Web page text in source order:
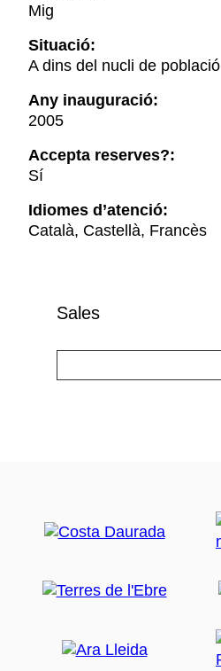
Mig
Situació:
A dins del nucli de població
Any inauguració:
2005
Accepta reserves?:
Sí
Idiomes d’atenció:
Català, Castellà, Francès
Sales